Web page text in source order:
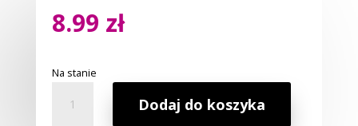
8.99 zł
Na stanie
Mydło
Dodaj do koszyka